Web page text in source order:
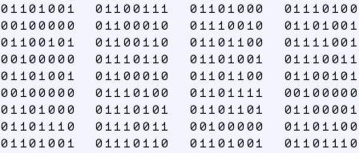
01101001 01100111 01101000 01110100
00100000 01100010 01110010 01101001
01100101 01100110 01101100 01111001
00100000 01110110 01101001 01110011
01101001 01100010 01101100 01100101
00100000 01110100 01101111 00100000
01101000 01110101 01101101 01100001
01101110 01110011 00100000 01101100
01101001 01110110 01101001 01101110